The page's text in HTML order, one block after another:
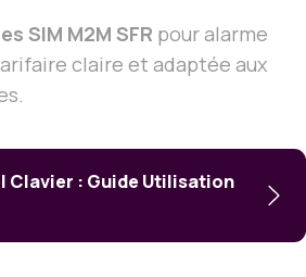
SIM M2M SFR pour alarme
claire et adaptée aux
Clavier : Guide Utilisation